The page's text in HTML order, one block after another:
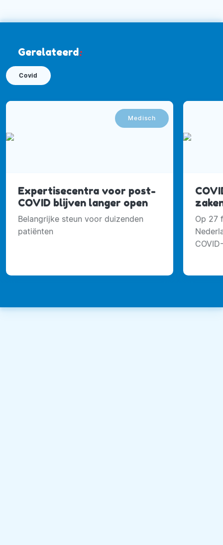
Gerelateerd:
Covid
Medisch
Expertisecentra voor post-
COVID blijven langer open
Belangrijke steun voor duizenden
patiënten
Op 27